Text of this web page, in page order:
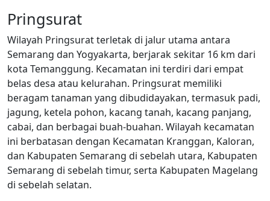
Pringsurat
Wilayah Pringsurat terletak di jalur utama antara
Semarang dan Yogyakarta, berjarak sekitar 16 km dari
kota Temanggung. Kecamatan ini terdiri dari empat
belas desa atau kelurahan. Pringsurat memiliki
beragam tanaman yang dibudidayakan, termasuk padi,
jagung, ketela pohon, kacang tanah, kacang panjang,
cabai, dan berbagai buah-buahan. Wilayah kecamatan
ini berbatasan dengan Kecamatan Kranggan, Kaloran,
dan Kabupaten Semarang di sebelah utara, Kabupaten
Semarang di sebelah timur, serta Kabupaten Magelang
di sebelah selatan.